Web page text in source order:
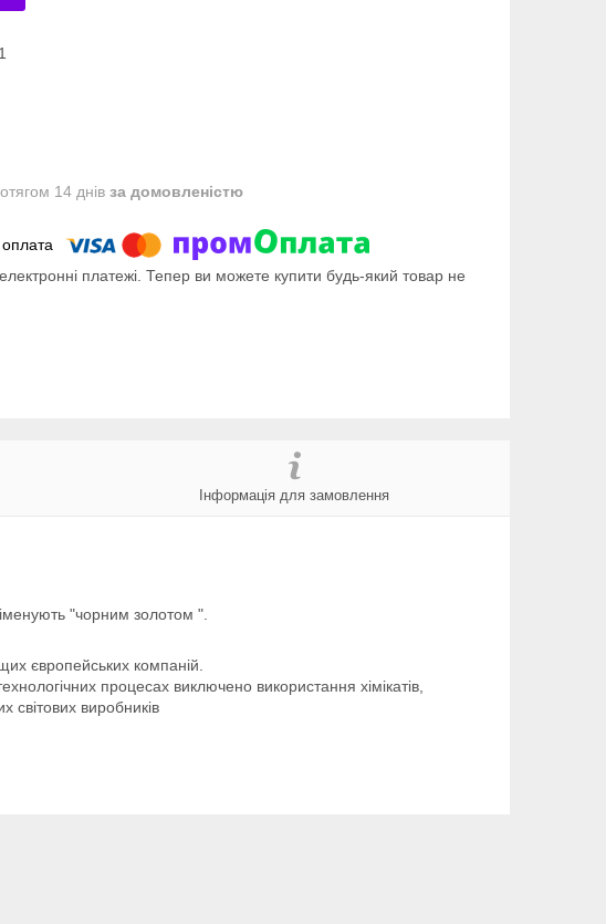
14 днів за домовленістю
платежі. Тепер ви можете купити будь-який товар не
Інформація для замовлення
"чорним золотом ".
європейських компаній.
процесах виключено використання хімікатів,
світових виробників